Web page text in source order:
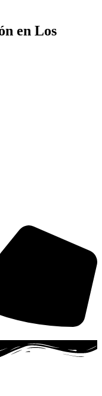
en Los